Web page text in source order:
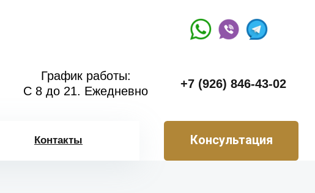
График работы:
С 8 до 21. Ежедневно
+7 (926) 846-43-02
Контакты Консультация